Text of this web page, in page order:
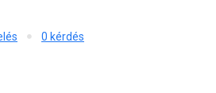
0 kérdés